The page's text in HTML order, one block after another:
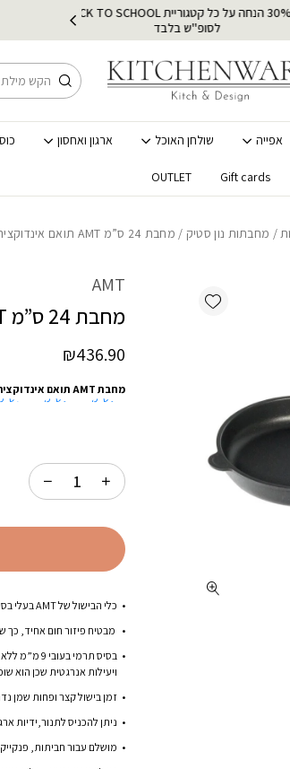
עד 30% הנחה על כל קטגוריית BACK TO SCHOOL
לסופ"ש בלבד
חיפוש
אפייה שולחן האוכל ארגון ואחסון
Gift cards
OUTLET
/ מחבתות נון סטיק / מחבת 24 ס”מ AMT תואם אינדוקציה
AMT
מחבת 24 ס”מ AMT תואם אינדוקציה
₪436.90
כלי הבישול של AMT בעלי בסיס תרמי יצוק אלומיניום באיכות גבוהה.
מבטיח פיזור חום אחיד, כך
בסיס תרמי
ויעילות אנרגטית שכן הוא
זמן בישול קצר ופחות שמן
ניתן להכניס לתנור,ידיות
מושלם עבור חביתות, פנקייק
מחבת AMT תואם אינדוקציה :
20 ס"מ 26 ס"מ 28 ס"מ
כמות מחבת 24 ס"מ AMT תואם אינדוקציה
Add wishlist